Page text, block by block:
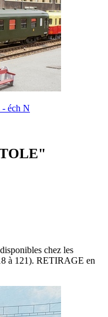
- éch N
chez les
à 121). RETIRAGE en